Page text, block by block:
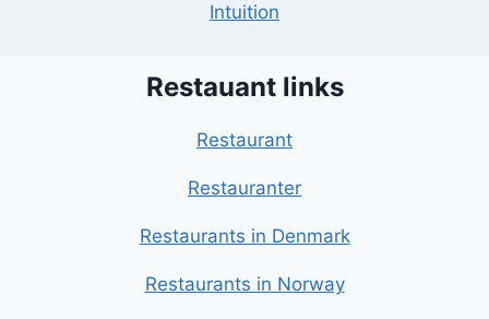
Intuition
Restauant links
Restaurant
Restauranter
Restaurants in Denmark
Restaurants in Norway